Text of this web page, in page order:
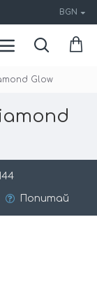
BGN
Glow
Попитай